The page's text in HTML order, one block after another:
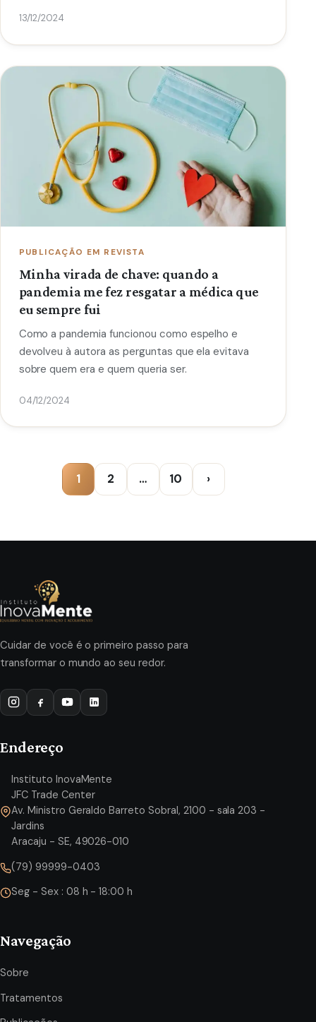
13/12/2024
PUBLICAÇÃO EM REVISTA
Minha virada de chave: quando a
pandemia me fez resgatar a médica que
eu sempre fui
Como a pandemia funcionou como espelho e
devolveu à autora as perguntas que ela evitava
sobre quem era e quem queria ser.
04/12/2024
1 2 … 10 ›
Cuidar de você é o primeiro passo para
transformar o mundo ao seu redor.
Endereço
Instituto InovaMente
JFC Trade Center
Av. Ministro Geraldo Barreto Sobral, 2100 - sala 203 -
Jardins
Aracaju - SE, 49026-010
(79) 99999-0403
Seg - Sex : 08 h - 18:00 h
Navegação
Sobre
Tratamentos